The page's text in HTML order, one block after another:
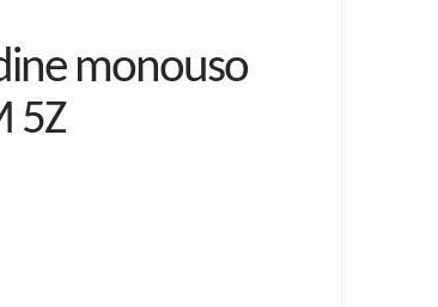
monouso
5Z